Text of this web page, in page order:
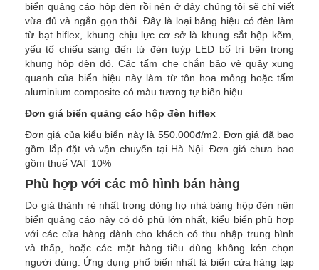
biển quảng cáo hộp đèn rồi nên ở đây chúng tôi sẽ chỉ viết
vừa đủ và ngắn gọn thôi. Đây là loại bảng hiệu có đèn làm
từ bạt hiflex, khung chịu lực cơ sở là khung sắt hộp kẽm,
yếu tố chiếu sáng đến từ đèn tuýp LED bố trí bên trong
khung hộp đèn đó. Các tấm che chắn bảo vệ quây xung
quanh của biển hiệu này làm từ tôn hoa mỏng hoặc tấm
aluminium composite có màu tương tự biển hiệu
Đơn giá biển quảng cáo hộp đèn hiflex
Đơn giá của kiểu biển này là 550.000đ/m2. Đơn giá đã bao
gồm lắp đặt và vận chuyển tại Hà Nội. Đơn giá chưa bao
gồm thuế VAT 10%
Phù hợp với các mô hình bán hàng
Do giá thành rẻ nhất trong dòng họ nhà bảng hộp đèn nên
biển quảng cáo này có độ phủ lớn nhất, kiểu biển phù hợp
với các cửa hàng dành cho khách có thu nhập trung bình
và thấp, hoặc các mặt hàng tiêu dùng không kén chọn
người dùng. Ứng dụng phổ biến nhất là biển cửa hàng tạp